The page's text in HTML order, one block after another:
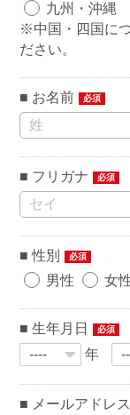
九州・沖縄
※中国・四国に
ださい。
お名前 必須
フリガナ 必須
性別 必須
男性 女
生年月日 必須
年
メールアドレス